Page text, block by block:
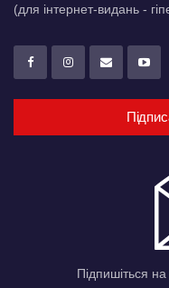
(для інтернет-видань -
Підпишіться